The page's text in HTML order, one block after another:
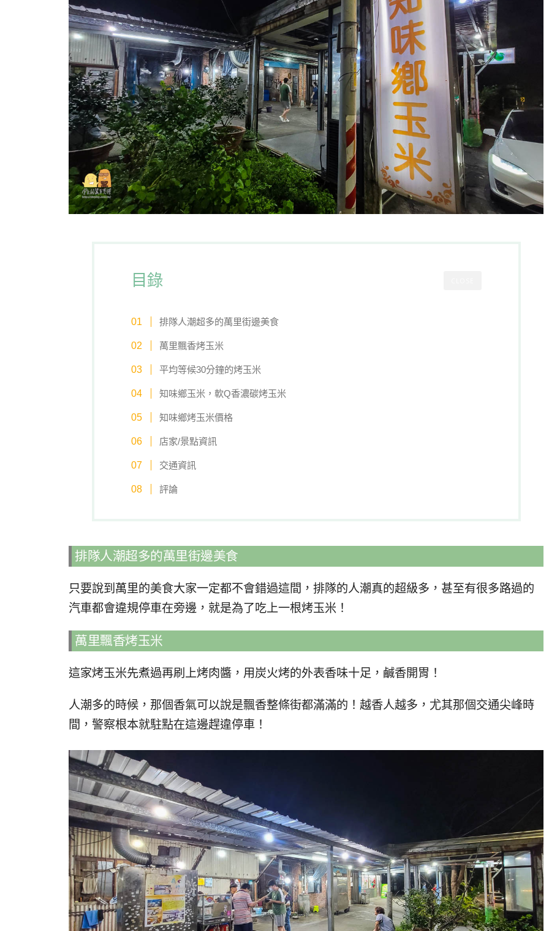
目錄
排隊人潮超多的萬里街邊美食
萬里飄香烤玉米
平均等候30分鐘的烤玉米
知味鄉玉米，軟Q香濃碳烤玉米
知味鄉烤玉米價格
店家/景點資訊
交通資訊
評論
排隊人潮超多的萬里街邊美食
只要說到萬里的美食大家一定都不會錯過這間，排隊的人潮真的超級多，甚至有很多路過的
汽車都會違規停車在旁邊，就是為了吃上一根烤玉米！
萬里飄香烤玉米
這家烤玉米先煮過再刷上烤肉醬，用炭火烤的外表香味十足，鹹香開胃！
人潮多的時候，那個香氣可以說是飄香整條街都滿滿的！越香人越多，尤其那個交通尖峰時
間，警察根本就駐點在這邊趕違停車！